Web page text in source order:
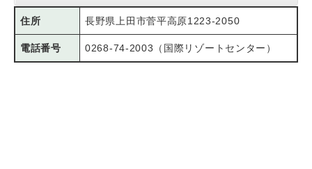
住所 長野県上田市菅平高原1223-2050
電話番号 0268-74-2003（国際リゾートセンター）